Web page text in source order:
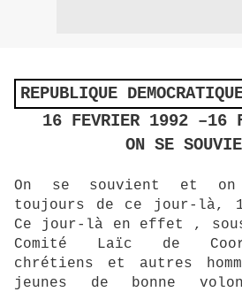
REPUBLIQUE
16 FEVRIER 1992 –16
ON SE
On se souvient et on
toujours de ce jour-là,
Ce jour-là en effet ,
Comité Laïc de
chrétiens et autres
jeunes de bonne